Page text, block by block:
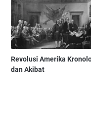
Revolusi Amerika
dan Akibat